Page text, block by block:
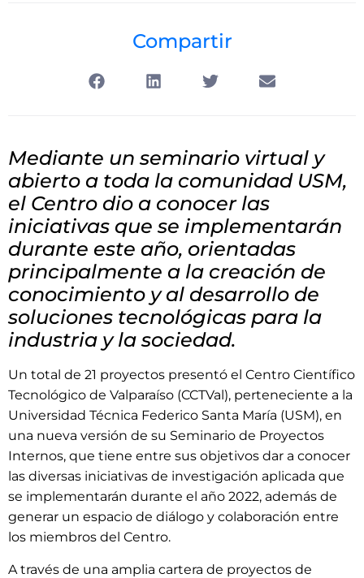
Compartir
Mediante un seminario virtual y
abierto a toda la comunidad USM,
el Centro dio a conocer las
iniciativas que se implementarán
durante este año, orientadas
principalmente a la creación de
conocimiento y al desarrollo de
soluciones tecnológicas para la
industria y la sociedad.
Un total de 21 proyectos presentó el Centro Científico
Tecnológico de Valparaíso (CCTVal), perteneciente a la
Universidad Técnica Federico Santa María (USM), en
una nueva versión de su Seminario de Proyectos
Internos, que tiene entre sus objetivos dar a conocer
las diversas iniciativas de investigación aplicada que
se implementarán durante el año 2022, además de
generar un espacio de diálogo y colaboración entre
los miembros del Centro.
A través de una amplia cartera de proyectos de